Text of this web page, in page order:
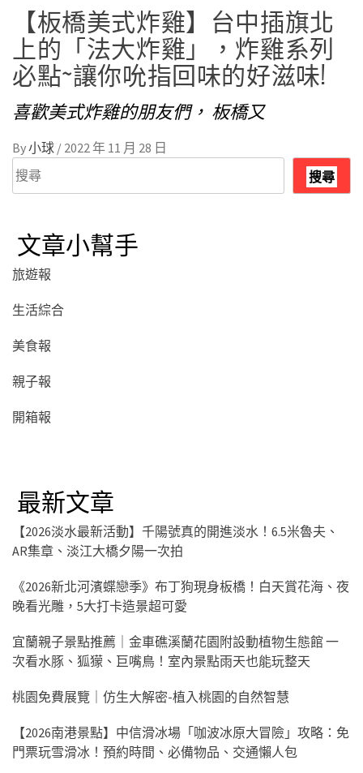
【板橋美式炸雞】台中插旗北
上的「法大炸雞」，炸雞系列
必點~讓你吮指回味的好滋味!
喜歡美式炸雞的朋友們， 板橋又
By小球 / 2022 年 11 月 28 日
搜
尋
搜尋
文章小幫手
旅遊報
生活綜合
美食報
親子報
開箱報
最新文章
【2026淡水最新活動】千陽號真的開進淡水！6.5米魯夫、
AR集章、淡江大橋夕陽一次拍
《2026新北河濱蝶戀季》布丁狗現身板橋！白天賞花海、夜
晚看光雕，5大打卡造景超可愛
宜蘭親子景點推薦｜金車礁溪蘭花園附設動植物生態館 一
次看水豚、狐獴、巨嘴鳥！室內景點雨天也能玩整天
桃園免費展覽｜仿生大解密-植入桃園的自然智慧
【2026南港景點】中信滑冰場「咖波冰原大冒險」攻略：免
門票玩雪滑冰！預約時間、必備物品、交通懶人包